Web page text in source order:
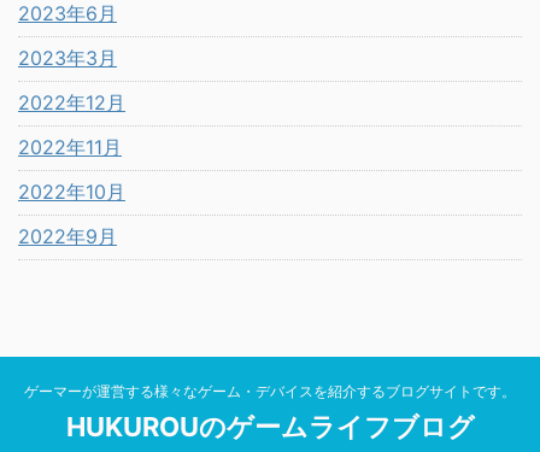
2023年6月
2023年3月
2022年12月
2022年11月
2022年10月
2022年9月
ゲーマーが運営する様々なゲーム・デバイスを紹介するブログサイトです。
HUKUROUのゲームライフブログ